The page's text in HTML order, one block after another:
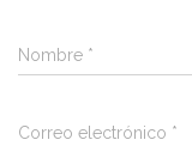
Nombre *
Correo electrónico *